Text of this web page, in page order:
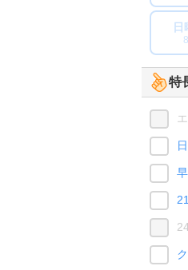
日
特